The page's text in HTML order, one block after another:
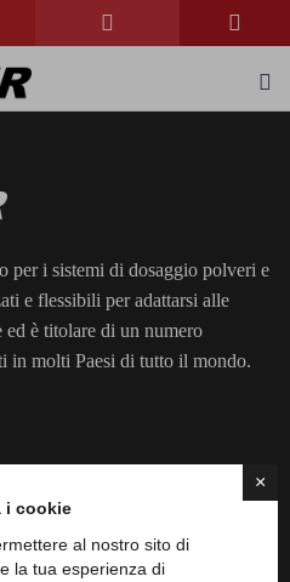
×
i cookie
al nostro sito di
la tua esperienza di
per i sistemi di dosaggio polveri e
e flessibili per adattarsi alle
ed è titolare di un numero
in molti Paesi di tutto il mondo.
Amendola, 12/14